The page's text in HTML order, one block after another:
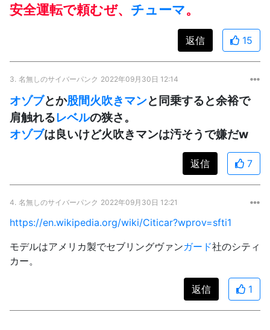
安全運転で頼むぜ、 チューマ。
返信 15
3. 名無しのサイバーパンク 2022年09月30日 12:14
オゾブとか股間火吹きマンと同乗すると余裕で
肩触れるレベルの狭さ。
オゾブは良いけど火吹きマンは汚そうで嫌だw
返信 7
4. 名無しのサイバーパンク 2022年09月30日 12:21
https://en.wikipedia.org/wiki/Citicar?wprov=sfti1
モデルはアメリカ製でセブリングヴァンガード社のシティ
カー。
返信 1